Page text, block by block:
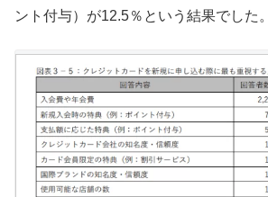
ント付与）が12.5％という結果でした。